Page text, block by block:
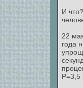
И
22
года
Р=3,5